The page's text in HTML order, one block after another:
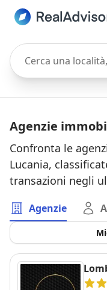
Cerca una località,
Agenzie
Confronta le
Lucania,
transazioni negli
Agenzie